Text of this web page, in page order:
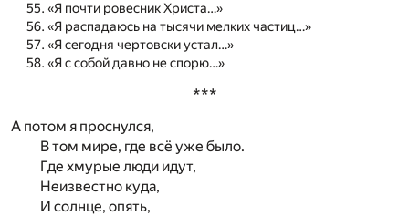
«Я почти ровесник Христа…»
«Я распадаюсь на тысячи мелких частиц…»
«Я сегодня чертовски устал…»
«Я с собой давно не спорю…»
***
А потом я проснулся,
В том мире, где всё уже было.
Где хмурые люди идут,
Неизвестно куда,
И солнце, опять,